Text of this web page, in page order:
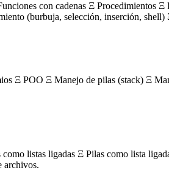
con cadenas Ξ
(burbuja, selección, inserción,
Ξ POO Ξ Manejo de pilas (stack) Ξ
listas ligadas Ξ Pilas como lista
archivos.